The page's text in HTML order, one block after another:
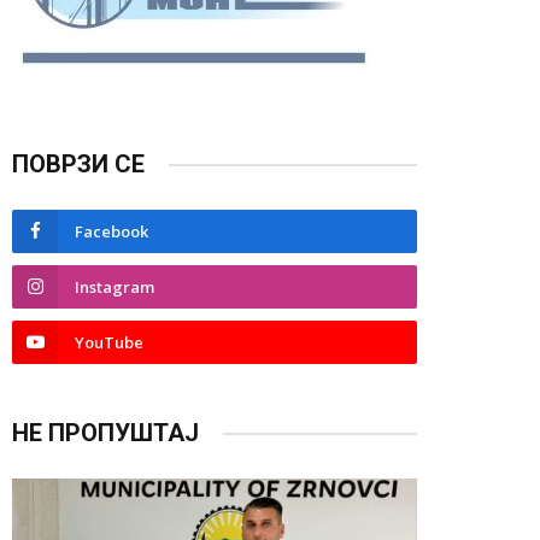
ПОВРЗИ СЕ
Facebook
Instagram
YouTube
НЕ ПРОПУШТАЈ